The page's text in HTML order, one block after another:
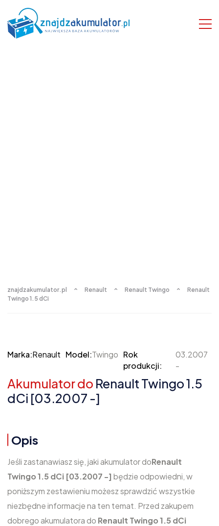
znajdzakumulator.pl Renault Renault Twingo
Renault
Twingo 1.5 dCi
Marka:Renault Model:Twingo Rok
produkcji:
03.2007
-
Akumulator do Renault Twingo 1.5
dCi [03.2007 -]
Opis
Jeśli zastanawiasz się, jaki akumulator doRenault
Twingo 1.5 dCi [03.2007 -] będzie odpowiedni, w
poniższym zestawieniu możesz sprawdzić wszystkie
niezbędne informacje na ten temat. Przed zakupem
dobrego akumulatora do Renault Twingo 1.5 dCi